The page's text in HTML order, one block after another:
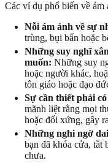
Các ví dụ phổ biến về ám
Nỗi ám ảnh về sự
trùng, bụi bẩn hoặc
Những suy nghĩ
muốn: Những suy
hoặc người khác,
tôn giáo hoặc đạo
Sự cần thiết phải
mãnh liệt rằng mọi
hoặc đối xứng, gây
Những nghi ngờ
bạn đã khóa cửa, tắt
chưa.